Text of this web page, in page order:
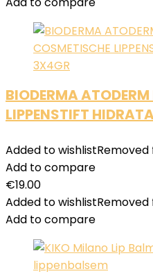
BIODERMA
LIPPENSTIFT
Added to wishlist
Add to compare
€19.00
Added to wishlist
Add to compare